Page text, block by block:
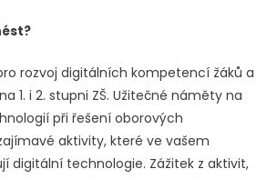
rozvoj digitálních kompetencí žáků a
1. i 2. stupni ZŠ. Užitečné náměty na
při řešení oborových
aktivity, které ve vašem
digitální technologie. Zážitek z aktivit,